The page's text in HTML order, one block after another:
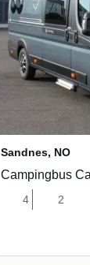
Sandnes, NO
Campingbus
4 2